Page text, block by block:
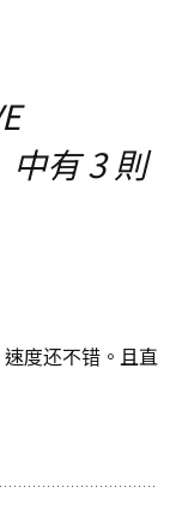
中有 3 則
度还不错。且直